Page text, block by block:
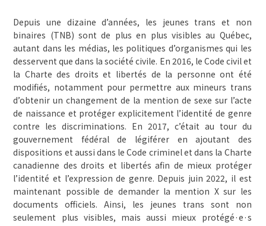
Depuis une dizaine d’années, les jeunes trans et non
binaires (TNB) sont de plus en plus visibles au Québec,
autant dans les médias, les politiques d’organismes qui les
desservent que dans la société civile. En 2016, le Code civil et
la Charte des droits et libertés de la personne ont été
modifiés, notamment pour permettre aux mineurs trans
d’obtenir un changement de la mention de sexe sur l’acte
de naissance et protéger explicitement l’identité de genre
contre les discriminations. En 2017, c’était au tour du
gouvernement fédéral de légiférer en ajoutant des
dispositions et aussi dans le Code criminel et dans la Charte
canadienne des droits et libertés afin de mieux protéger
l’identité et l’expression de genre. Depuis juin 2022, il est
maintenant possible de demander la mention X sur les
documents officiels. Ainsi, les jeunes trans sont non
seulement plus visibles, mais aussi mieux protégé·e·s